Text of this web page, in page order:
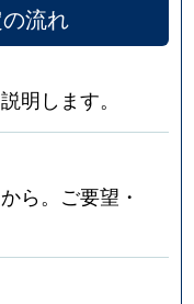
流れ
明します。
ら。ご要望・